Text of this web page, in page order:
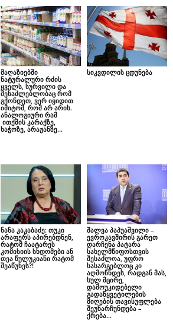
მაღაზიებში
ნატურალური რძის
ყველს, სურვილი და
შესაძლებლობაც რომ
გქონდეთ, ვერ იყიდით
იმიტომ, რომ არ არის.
ანალოგიური რამ
ითქმის კარაქზე,
ხაჭოზე, არაჟანზე…
სიკვდილის ცდუნება
ნანა კაკაბაძე: თუკი
არაფერს აპირებდნენ,
რატომ ჩაატარეს
კომისიის სხდომები ან
თეა წულუკიანი რატომ
შეაწუხეს?!
შალვა პაპუაშვილი –
ევროკავშირის გარეთ
დარჩენა პატარა
სახელმწიფოსთვის
შესაძლოა, უფრო
სასარგებლოც კი
აღმოჩნდეს, რადგან მას,
სულ მცირე,
დამოუკიდებელი
გადაწყვეტილების
მიღების თავისუფლება
შეუნარჩუნდება –
ქრება...